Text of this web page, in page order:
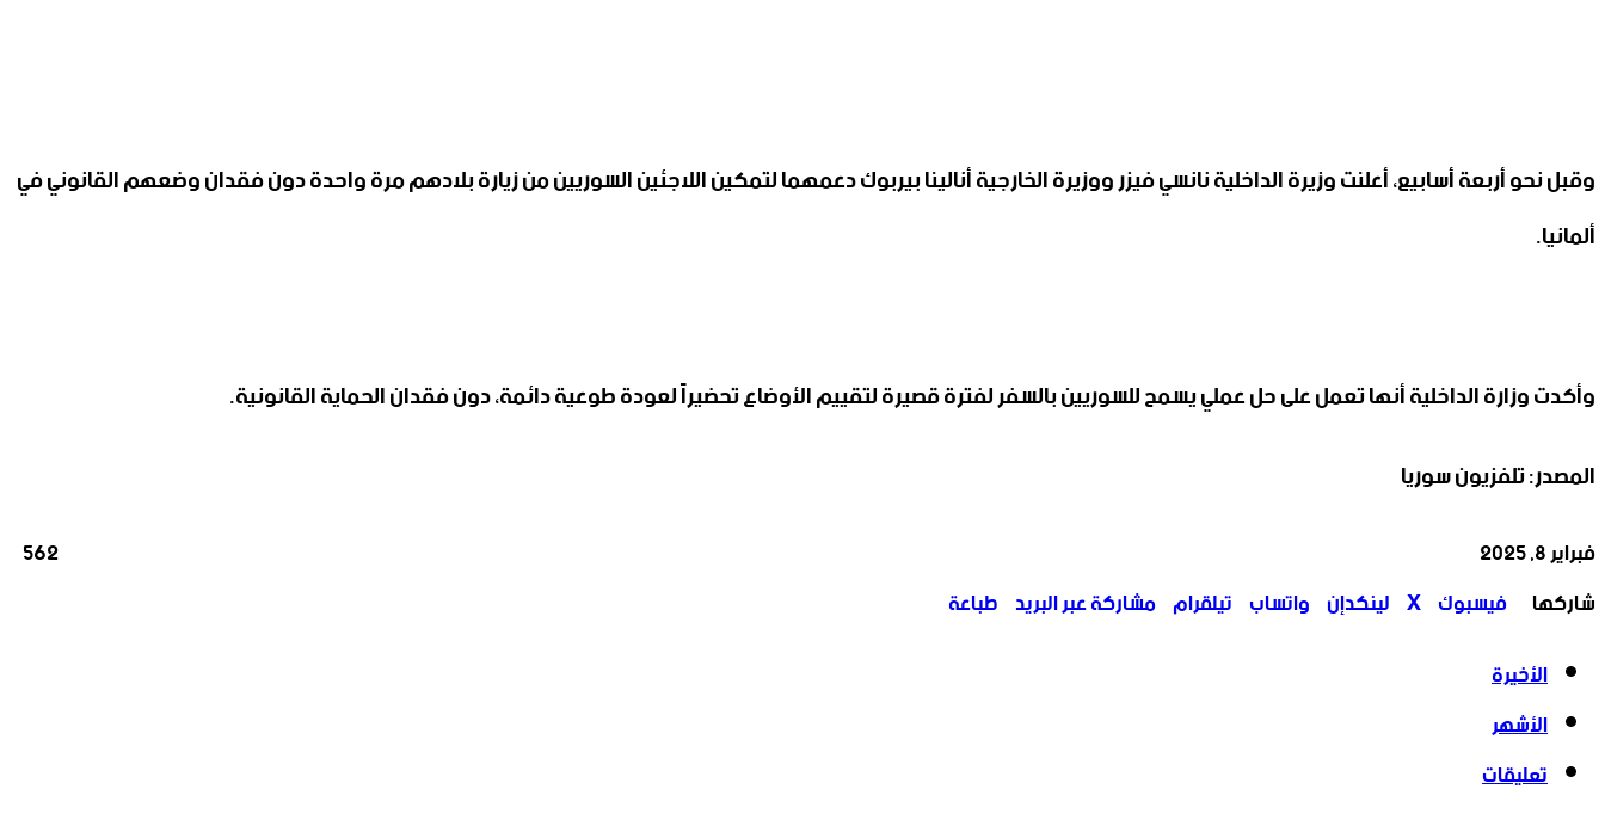
وقبل نحو أربعة أسابيع، أعلنت وزيرة الداخلية نانسي فيزر ووزيرة الخارجية أنالينا بيربوك دعمهما لتمكين اللاجئين السوريين من زيارة بلادهم مرة واحدة دون فقدان وضعهم القانوني في
ألمانيا.
وأكدت وزارة الداخلية أنها تعمل على حل عملي يسمح للسوريين بالسفر لفترة قصيرة لتقييم الأوضاع تحضيراً لعودة طوعية دائمة، دون فقدان الحماية القانونية.
المصدر: تلفزيون سوريا
فبراير 8, 2025
562
فيسبوك
‫X
لينكدإن
واتساب
تيلقرام
شاركها فيسبوك ‫X لينكدإن واتساب تيلقرام مشاركة عبر البريد طباعة
الأخيرة
الأشهر
تعليقات